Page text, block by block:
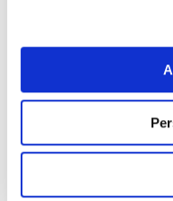
Qualora non volesse
il banner cliccando sul
essere utilizzati solo i
funzionamento del sito.
AVVISO: CHIUSURA
16/7